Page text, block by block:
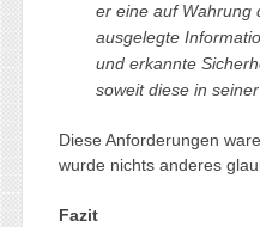
er eine auf Wahrung
ausgelegte
und erkannte
soweit diese in
Diese Anforderungen
wurde nichts anderes
Fazit